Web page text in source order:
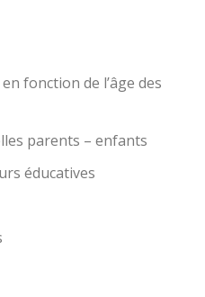
fonction de l’âge des
parents – enfants
éducatives